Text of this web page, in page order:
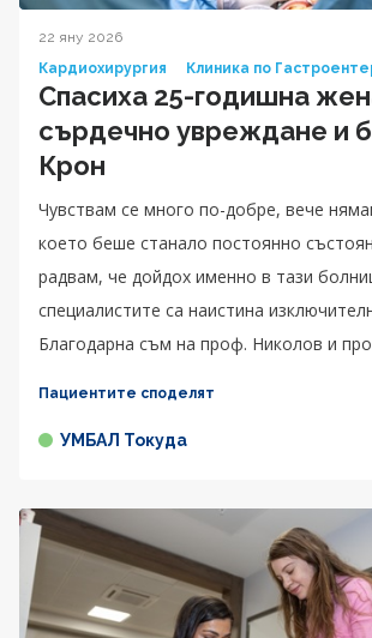
22 яну 2026
Кардиохирургия
Клиника по
Спасиха 25-годишна
сърдечно увреждане и
Крон
Чувствам се много по-добре, вече
което беше станало постоянно
радвам, че дойдох именно в тази
специалистите са наистина
Благодарна съм на проф. Николов и
Пациентите споделят
УМБАЛ Токуда